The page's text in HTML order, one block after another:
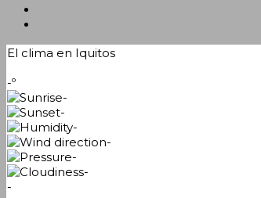
El clima en Iquitos
-º
-
-
-
-
-
-
-